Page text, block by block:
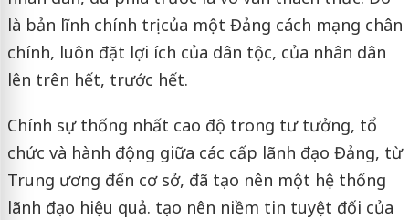
là bản lĩnh chính trị của một Đảng cách mạng chân
chính, luôn đặt lợi ích của dân tộc, của nhân dân
lên trên hết, trước hết.
Chính sự thống nhất cao độ trong tư tưởng, tổ
chức và hành động giữa các cấp lãnh đạo Đảng, từ
Trung ương đến cơ sở, đã tạo nên một hệ thống
lãnh đạo hiệu quả. tạo nên niềm tin tuyệt đối của